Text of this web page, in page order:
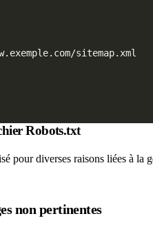
Robots.txt
pour diverses raisons liées à la
non pertinentes